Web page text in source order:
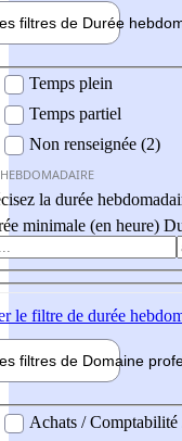
filtres de Durée hebdo
Temps plein
Temps partiel
Non renseignée (2)
la durée
minimale (en heure)
le filtre de durée
filtres de Domaine pro
professionel
Achats / Comptabilité